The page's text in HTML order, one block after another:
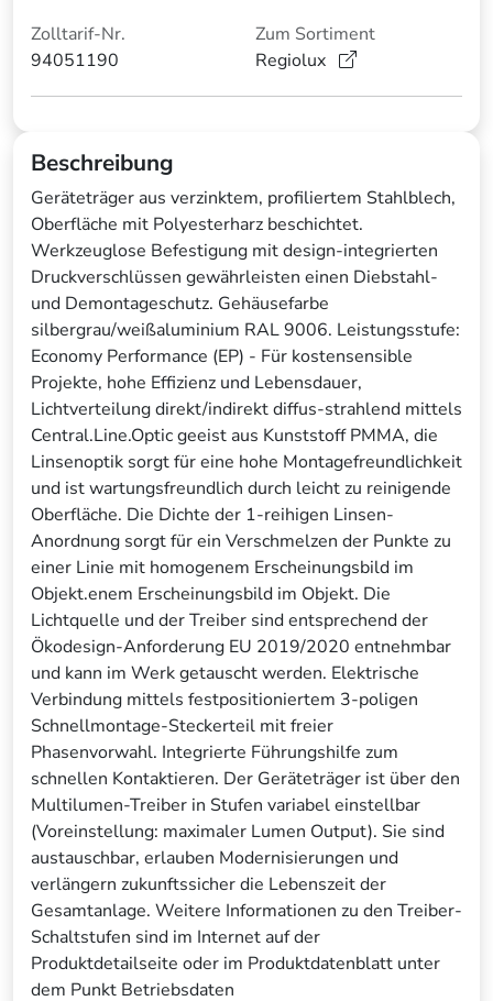
Zolltarif-Nr.
94051190
Zum Sortiment
Regiolux
Beschreibung
Geräteträger aus verzinktem, profiliertem Stahlblech,
Oberfläche mit Polyesterharz beschichtet.
Werkzeuglose Befestigung mit design-integrierten
Druckverschlüssen gewährleisten einen Diebstahl-
und Demontageschutz. Gehäusefarbe
silbergrau/weißaluminium RAL 9006. Leistungsstufe:
Economy Performance (EP) - Für kostensensible
Projekte, hohe Effizienz und Lebensdauer,
Lichtverteilung direkt/indirekt diffus-strahlend mittels
Central.Line.Optic geeist aus Kunststoff PMMA, die
Linsenoptik sorgt für eine hohe Montagefreundlichkeit
und ist wartungsfreundlich durch leicht zu reinigende
Oberfläche. Die Dichte der 1-reihigen Linsen-
Anordnung sorgt für ein Verschmelzen der Punkte zu
einer Linie mit homogenem Erscheinungsbild im
Objekt.enem Erscheinungsbild im Objekt. Die
Lichtquelle und der Treiber sind entsprechend der
Ökodesign-Anforderung EU 2019/2020 entnehmbar
und kann im Werk getauscht werden. Elektrische
Verbindung mittels festpositioniertem 3-poligen
Schnellmontage-Steckerteil mit freier
Phasenvorwahl. Integrierte Führungshilfe zum
schnellen Kontaktieren. Der Geräteträger ist über den
Multilumen-Treiber in Stufen variabel einstellbar
(Voreinstellung: maximaler Lumen Output). Sie sind
austauschbar, erlauben Modernisierungen und
verlängern zukunftssicher die Lebenszeit der
Gesamtanlage. Weitere Informationen zu den Treiber-
Schaltstufen sind im Internet auf der
Produktdetailseite oder im Produktdatenblatt unter
dem Punkt Betriebsdaten